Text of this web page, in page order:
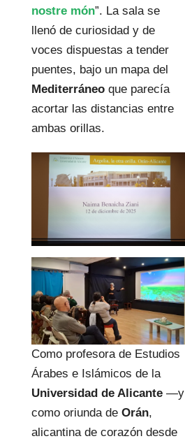
nostre món”. La sala se
llenó de curiosidad y de
voces dispuestas a tender
puentes, bajo un mapa del
Mediterráneoque parecía
acortar las distancias entre
ambas orillas.
Como profesora de Estudios
Árabes e Islámicos de la
Universidad de Alicante—y
como oriunda de Orán,
alicantina de corazón desde